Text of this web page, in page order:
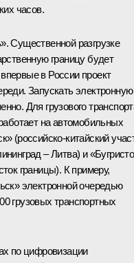
часов.
Существенной разгрузке
границу будет
в России проект
Запускать электронную
Для грузового
на автомобильных
(российско-китайский
– Литва) и
границы). К примеру,
электронной очередью
грузовых транспортных
по цифровизации